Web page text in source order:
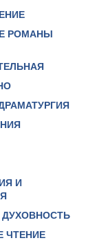
РОМАНЫ
И
ДУХОВНОСТЬ
ЧТЕНИЕ